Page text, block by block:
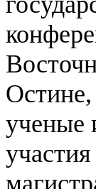
ученые